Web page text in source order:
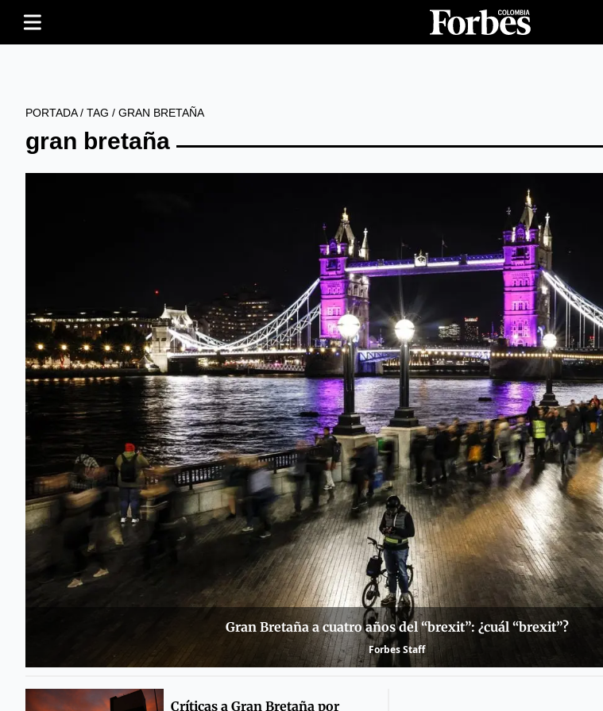
PORTADA/ TAG / GRAN BRETAÑA
gran bretaña
Gran Bretaña a cuatro años del “brexit”: ¿cuál “brexit”?
Forbes Staff
Críticas a Gran Bretaña por